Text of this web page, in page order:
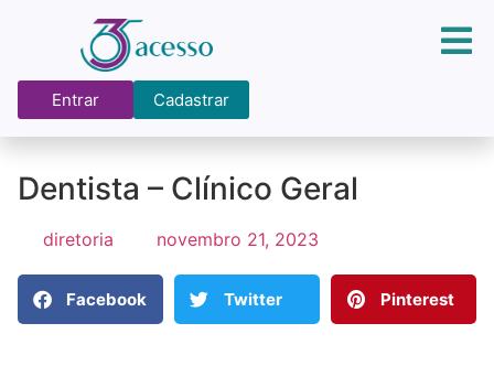
Entrar Cadastrar
Dentista – Clínico Geral
diretoria novembro 21, 2023
Facebook Twitter Pinterest